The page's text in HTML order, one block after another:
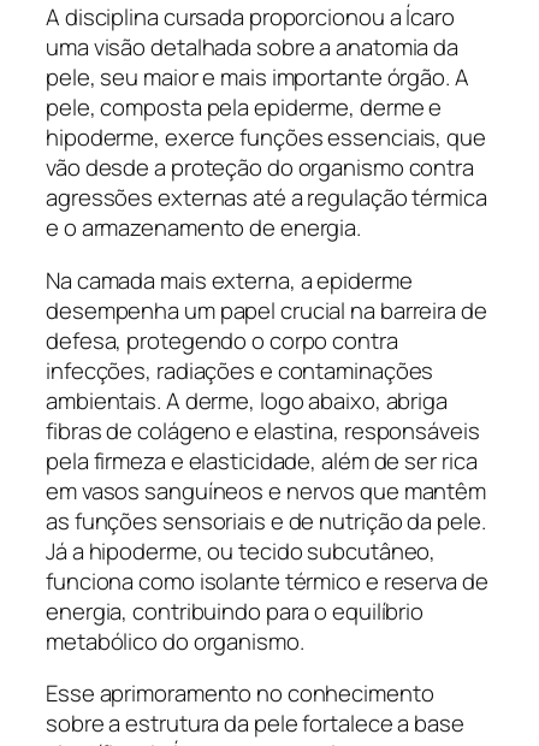
A disciplina cursada proporcionou a Ícaro
uma visão detalhada sobre a anatomia da
pele, seu maior e mais importante órgão. A
pele, composta pela epiderme, derme e
hipoderme, exerce funções essenciais, que
vão desde a proteção do organismo contra
agressões externas até a regulação térmica
e o armazenamento de energia.
Na camada mais externa, a epiderme
desempenha um papel crucial na barreira de
defesa, protegendo o corpo contra
infecções, radiações e contaminações
ambientais. A derme, logo abaixo, abriga
fibras de colágeno e elastina, responsáveis
pela firmeza e elasticidade, além de ser rica
em vasos sanguíneos e nervos que mantêm
as funções sensoriais e de nutrição da pele.
Já a hipoderme, ou tecido subcutâneo,
funciona como isolante térmico e reserva de
energia, contribuindo para o equilíbrio
metabólico do organismo.
Esse aprimoramento no conhecimento
sobre a estrutura da pele fortalece a base